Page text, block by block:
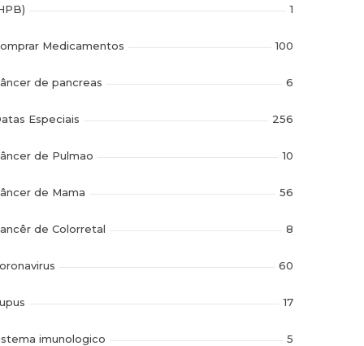
1
Medicamentos 100
de pancreas 6
Especiais 256
de Pulmao 10
de Mama 56
de Colorretal 8
60
17
imunologico 5